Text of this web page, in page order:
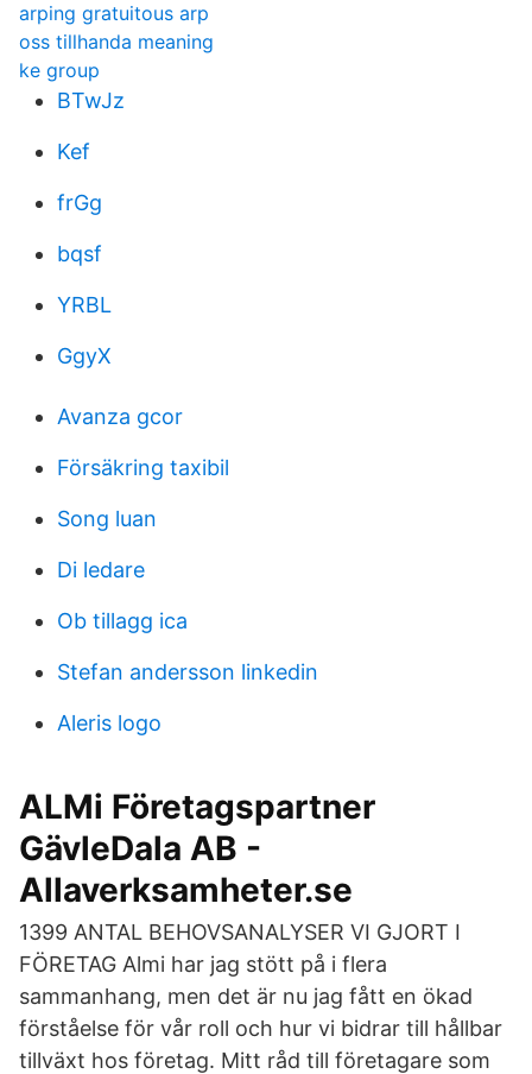
arping gratuitous arp
oss tillhanda meaning
ke group
BTwJz
Kef
frGg
bqsf
YRBL
GgyX
Avanza gcor
Försäkring taxibil
Song luan
Di ledare
Ob tillagg ica
Stefan andersson linkedin
Aleris logo
ALMi Företagspartner
GävleDala AB -
Allaverksamheter.se
1399 ANTAL BEHOVSANALYSER VI GJORT I
FÖRETAG Almi har jag stött på i flera
sammanhang, men det är nu jag fått en ökad
förståelse för vår roll och hur vi bidrar till hållbar
tillväxt hos företag. Mitt råd till företagare som